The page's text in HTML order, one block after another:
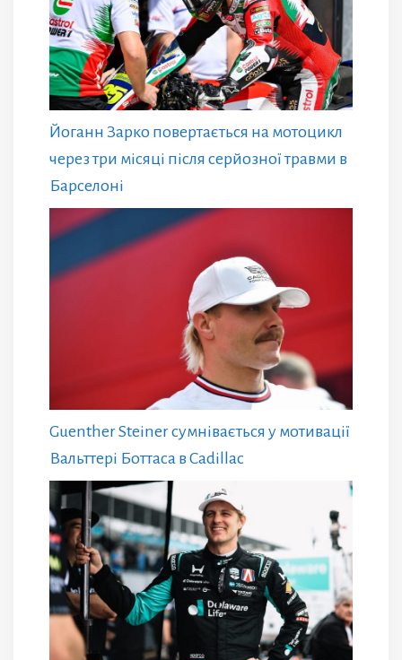
Йоганн Зарко повертається на мотоцикл
через три місяці після серйозної травми в
Барселоні
Guenther Steiner сумнівається у мотивації
Вальттері Боттаса в Cadillac